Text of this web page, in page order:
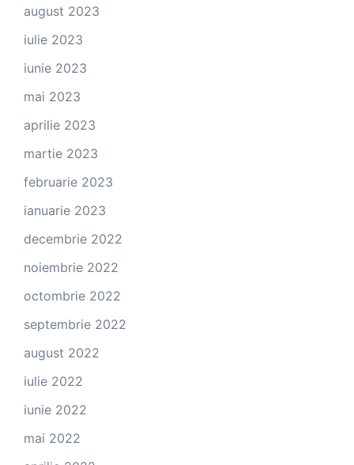
august 2023
iulie 2023
iunie 2023
mai 2023
aprilie 2023
martie 2023
februarie 2023
ianuarie 2023
decembrie 2022
noiembrie 2022
octombrie 2022
septembrie 2022
august 2022
iulie 2022
iunie 2022
mai 2022